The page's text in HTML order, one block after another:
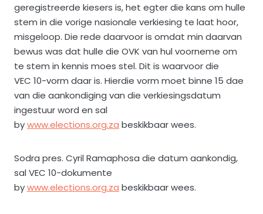
geregistreerde kiesers is, het egter die kans om hulle
stem in die vorige nasionale verkiesing te laat hoor,
misgeloop. Die rede daarvoor is omdat min daarvan
bewus was dat hulle die OVK van hul voorneme om
te stem in kennis moes stel. Dit is waarvoor die
VEC 10-vorm daar is. Hierdie vorm moet binne 15 dae
van die aankondiging van die verkiesingsdatum
ingestuur word en sal
bywww.elections.org.za beskikbaar wees.
Sodra pres. Cyril Ramaphosa die datum aankondig,
sal VEC 10-dokumente
bywww.elections.org.za beskikbaar wees.